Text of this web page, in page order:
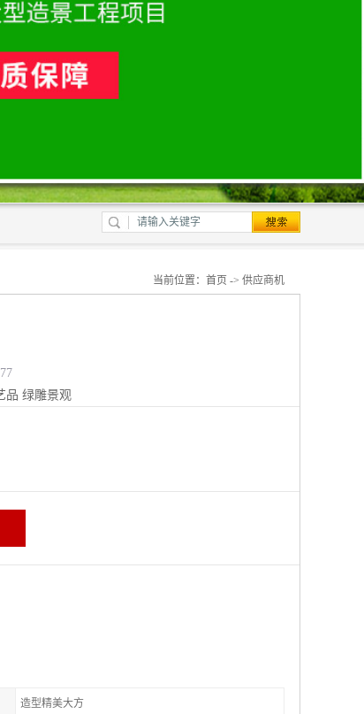
当前位置： 首页 -> 供应商机
品 绿雕景观
造型精美大方